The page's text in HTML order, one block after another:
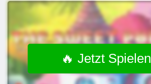
🔥 Jetzt Spielen